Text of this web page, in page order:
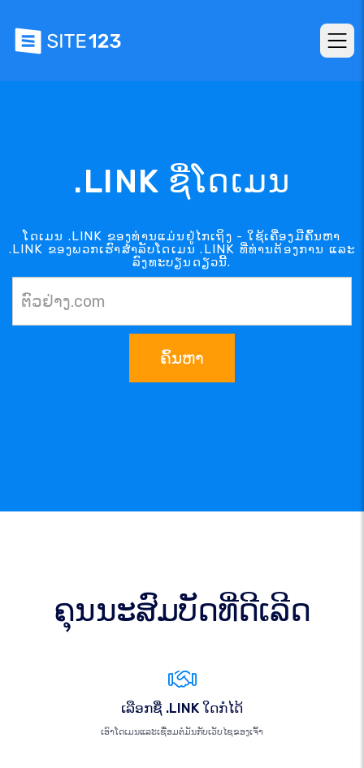
.LINK ຊື່ໂດເມນ
ໂດເມນ .LINK ຂອງທ່ານແມ່ນຢູ່ໄກເຖິງ - ໃຊ້ເຄື່ອງມືຄົ້ນຫາ
.LINK ຂອງພວກເຮົາສຳລັບໂດເມນ .LINK ທີ່ທ່ານຕ້ອງການ ແລະ
ລົງທະບຽນດຽວນີ້.
ຄົ້ນຫາ
ຄຸນນະສົມບັດທີ່ດີເລີດ
ເລືອກຊື່ .LINK ໃດກໍໄດ້
ເອົາໂດເມນແລະເຊື່ອມຕໍ່ມັນກັບເວັບໄຊຂອງເຈົ້າ